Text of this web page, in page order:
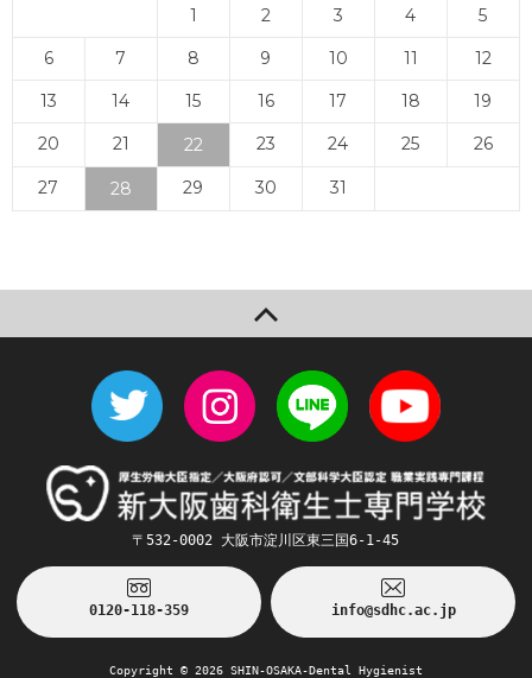
1 2 3 4
5
6
7 8 9 10 11
12
13
14 15 16 17 18
19
20
21 22 23 24 25 26
27 28 29 30 31
〒532-0002 大阪市淀川区東三国6-1-45
0120-118-359 info@sdhc.ac.jp
Copyright © 2026 SHIN-OSAKA-Dental Hygienist